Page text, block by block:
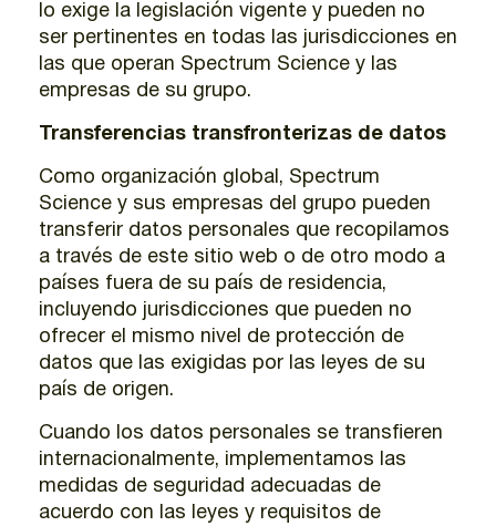
lo exige la legislación vigente y pueden no
ser pertinentes en todas las jurisdicciones en
las que operan Spectrum Science y las
empresas de su grupo.
Transferencias transfronterizas de datos
Como organización global, Spectrum
Science y sus empresas del grupo pueden
transferir datos personales que recopilamos
a través de este sitio web o de otro modo a
países fuera de su país de residencia,
incluyendo jurisdicciones que pueden no
ofrecer el mismo nivel de protección de
datos que las exigidas por las leyes de su
país de origen.
Cuando los datos personales se transfieren
internacionalmente, implementamos las
medidas de seguridad adecuadas de
acuerdo con las leyes y requisitos de